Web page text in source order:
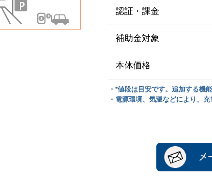
認証・課金
補助金対象
本体価格
・*値段は目安です。追加する機
・電源環境、気温などにより、